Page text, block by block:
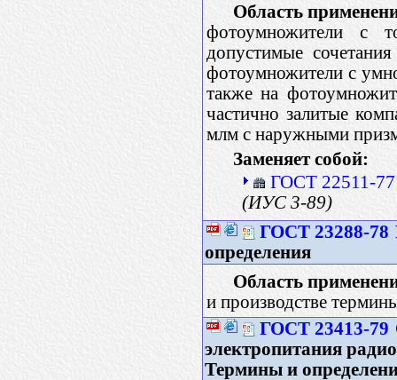
Область
фотоумножители с
допустимые
фотоумножители с
также на
частично залитые
млм с наружными
Заменяет собой:
ГОСТ 22511-77
(ИУС 3-89)
ГОСТ 23288-78
определения
Область
и производстве
ГОСТ 23413-79
электропитания
Термины и